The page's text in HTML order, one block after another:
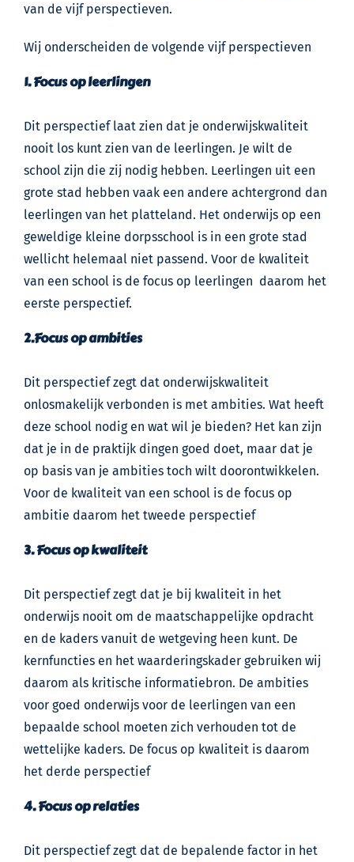
van de vijf perspectieven.
Wij onderscheiden de volgende vijf perspectieven
1. Focus op leerlingen
Dit perspectief laat zien dat je onderwijskwaliteit
nooit los kunt zien van de leerlingen. Je wilt de
school zijn die zij nodig hebben. Leerlingen uit een
grote stad hebben vaak een andere achtergrond dan
leerlingen van het platteland. Het onderwijs op een
geweldige kleine dorpsschool is in een grote stad
wellicht helemaal niet passend. Voor de kwaliteit
van een school is de focus op leerlingen daarom het
eerste perspectief.
2.Focus op ambities
Dit perspectief zegt dat onderwijskwaliteit
onlosmakelijk verbonden is met ambities. Wat heeft
deze school nodig en wat wil je bieden? Het kan zijn
dat je in de praktijk dingen goed doet, maar dat je
op basis van je ambities toch wilt doorontwikkelen.
Voor de kwaliteit van een school is de focus op
ambitie daarom het tweede perspectief
3. Focus op kwaliteit
Dit perspectief zegt dat je bij kwaliteit in het
onderwijs nooit om de maatschappelijke opdracht
en de kaders vanuit de wetgeving heen kunt. De
kernfuncties en het waarderingskader gebruiken wij
daarom als kritische informatiebron. De ambities
voor goed onderwijs voor de leerlingen van een
bepaalde school moeten zich verhouden tot de
wettelijke kaders. De focus op kwaliteit is daarom
het derde perspectief
4. Focus op relaties
Dit perspectief zegt dat de bepalende factor in het